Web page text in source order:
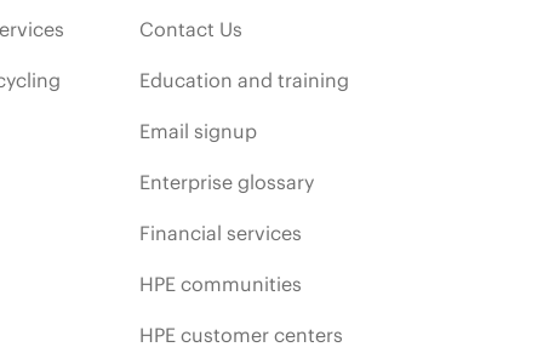
Contact Us
Education and training
Email signup
Enterprise glossary
Financial services
HPE communities
HPE customer centers